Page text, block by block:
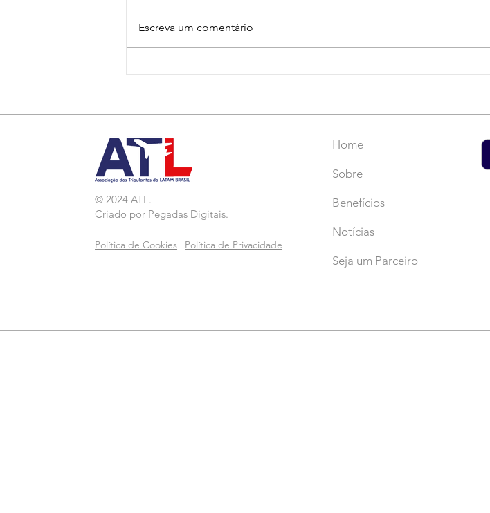
Escreva um comentário
© 2024 ATL.
Criado por Pegadas Digitais.
Política de Cookies Política de Privacidade
Home
Sobre
Benefícios
Notícias
Seja um Parceiro